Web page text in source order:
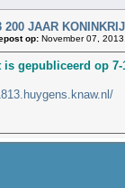
200 JAAR
op: November 07,
gepubliceerd op 7-